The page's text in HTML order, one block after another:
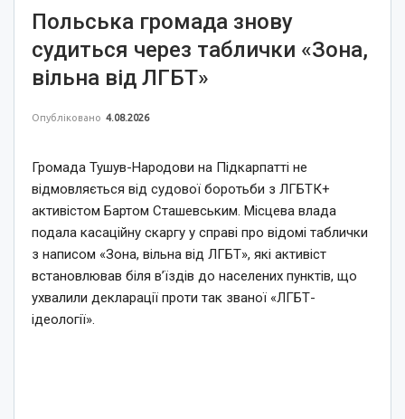
Польська громада знову
судиться через таблички «Зона,
вільна від ЛГБТ»
Опубліковано 4.08.2026
Громада Тушув-Народови на Підкарпатті не
відмовляється від судової боротьби з ЛГБТК+
активістом Бартом Сташевським. Місцева влада
подала касаційну скаргу у справі про відомі таблички
з написом «Зона, вільна від ЛГБТ», які активіст
встановлював біля в’їздів до населених пунктів, що
ухвалили декларації проти так званої «ЛГБТ-
ідеології».